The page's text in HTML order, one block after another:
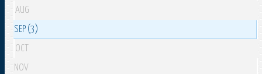
AUG
SEP (3)
OCT
NOV